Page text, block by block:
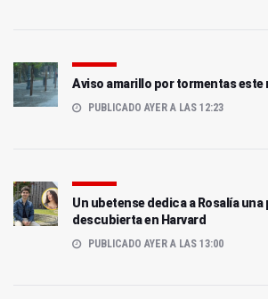
Aviso amarillo por tormentas este
PUBLICADO AYER A LAS 12:23
Un ubetense dedica a Rosalía
descubierta en Harvard
PUBLICADO AYER A LAS 13:00